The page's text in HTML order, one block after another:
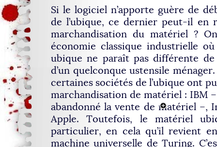
Si le logiciel n’apporte guère de
de l’ubique, ce dernier peut-il en
marchandisation du matériel ?
économie classique industrielle
ubique ne paraît pas différente
d’un quelconque ustensile
certaines sociétés de l’ubique ont
marchandisation de matériel : IBM
abandonné la vente de matériel –,
Apple. Toutefois, le matériel
particulier, en cela qu’il revient
machine universelle de Turing.